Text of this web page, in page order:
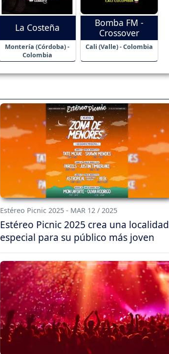
La Costeña
Montería (Córdoba) -
Colombia
Bomba FM -
Crossover
Cali (Valle) - Colombia
Estéreo Picnic 2025 - MAR 12 / 2025
Estéreo Picnic 2025 crea una localidad
especial para su público más joven